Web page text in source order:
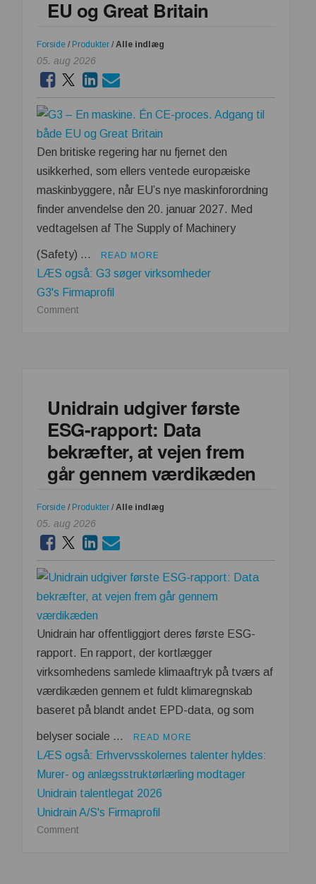
en
i
driftssikkerhed
EU og Great Britain
Forside / Produkter / Alle indlæg
05. aug 2026
Den britiske regering har nu fjernet den
usikkerhed, som ellers ventede europæiske
maskinbyggere, når EU’s nye maskinforordning
finder anvendelse den 20. januar 2027. Med
vedtagelsen af The Supply of Machinery
(Safety) … READ MORE
LÆS også: G3 søger virksomheder
G3's Firmaprofil
Commenton
CE-
proces.
Adgang
til
både
EU
og
Great
Britain
Unidrain udgiver første
ESG-rapport: Data
bekræfter, at vejen frem
går gennem værdikæden
Forside / Produkter / Alle indlæg
05. aug 2026
Unidrain har offentliggjort deres første ESG-
rapport. En rapport, der kortlægger
virksomhedens samlede klimaaftryk på tværs af
værdikæden gennem et fuldt klimaregnskab
baseret på blandt andet EPD-data, og som
belyser sociale … READ MORE
LÆS også: Erhvervsskolernes talenter hyldes:
Murer- og anlægsstruktørlærling modtager
Unidrain talentlegat 2026
Unidrain A/S's Firmaprofil
Commenton